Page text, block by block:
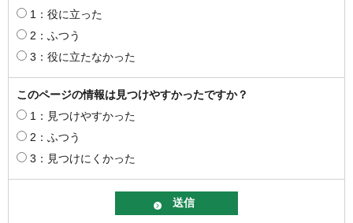
1：役に立った
2：ふつう
3：役に立たなかった
このページの情報は見つけやすかったですか？
1：見つけやすかった
2：ふつう
3：見つけにくかった